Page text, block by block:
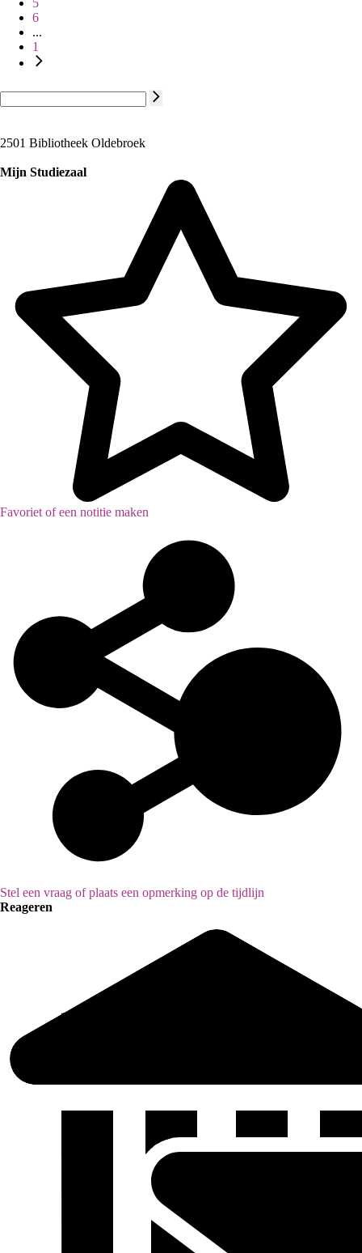
5
6
...
1
2501 Bibliotheek Oldebroek
Mijn Studiezaal
Favoriet of een notitie maken
Stel een vraag of plaats een opmerking op de tijdlijn
Reageren